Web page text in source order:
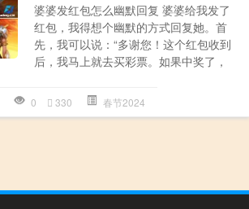
婆婆发红包怎么幽默回复 婆婆给我发了
红包，我得想个幽默的方式回复她。首
先，我可以说：“多谢您！这个红包收到
后，我马上就去买彩票。如果中奖了，
0 330 春节2024